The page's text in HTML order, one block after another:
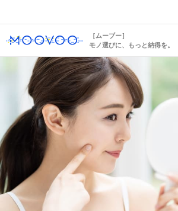
［ムーブー］
モノ選びに、もっと納得を。